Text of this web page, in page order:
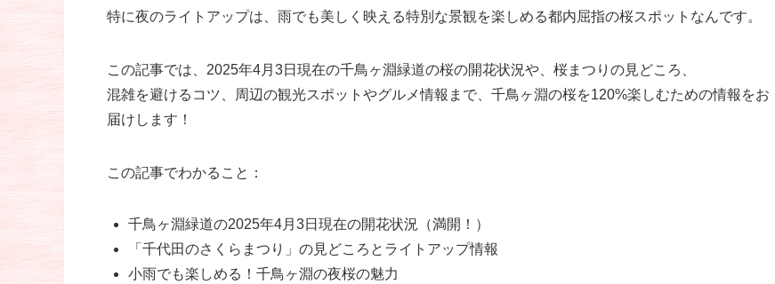
特に夜のライトアップは、雨でも美しく映える特別な景観を楽しめる都内屈指の桜スポットなんです。
この記事では、2025年4月3日現在の千鳥ヶ淵緑道の桜の開花状況や、桜まつりの見どころ、
混雑を避けるコツ、周辺の観光スポットやグルメ情報まで、千鳥ヶ淵の桜を120%楽しむための情報をお
届けします！
この記事でわかること：
千鳥ヶ淵緑道の2025年4月3日現在の開花状況（満開！）
「千代田のさくらまつり」の見どころとライトアップ情報
小雨でも楽しめる！千鳥ヶ淵の夜桜の魅力